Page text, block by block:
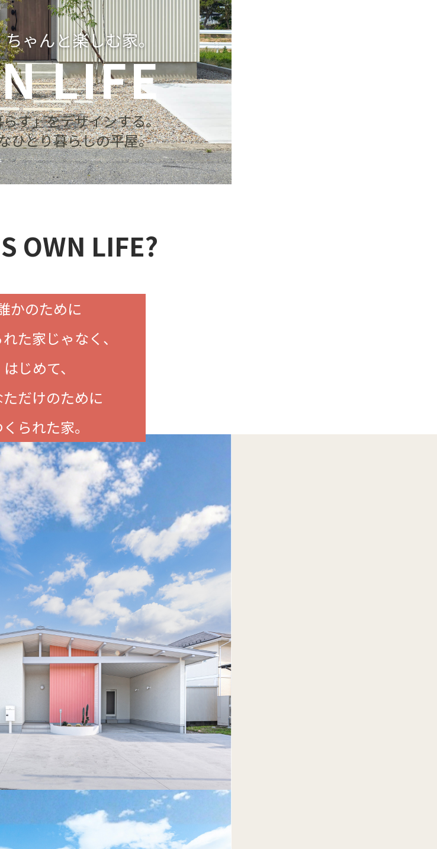
ゃんと楽しむ家。
LIFE
す」をデザインする。
ひとり暮らしの平屋。
OWN LIFE?
かのために
た家じゃなく、
はじめて、
ただけのために
られた家。